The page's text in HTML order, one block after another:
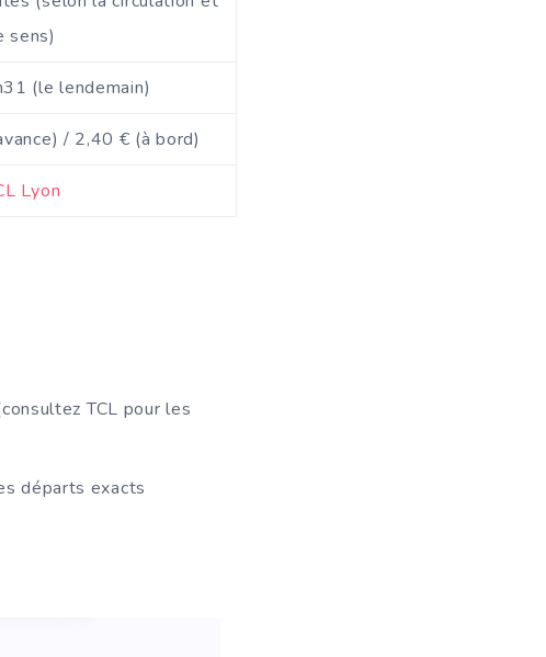
sens)
(le lendemain)
/ 2,40 € (à bord)
Lyon
TCL pour les
départs exacts